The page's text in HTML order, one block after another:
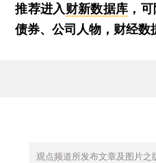
推荐进入财新数据库 ，
债券、公司人物，财经数
观点频道所发布文章及图片